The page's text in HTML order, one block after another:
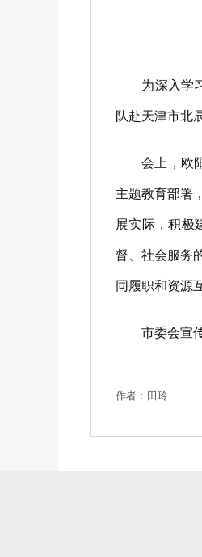
为深入学习
队赴天津市北
会上，欧阳
主题教育部署
展实际，积极
督、社会服务
同履职和资源
市委会宣传
作者：田玲